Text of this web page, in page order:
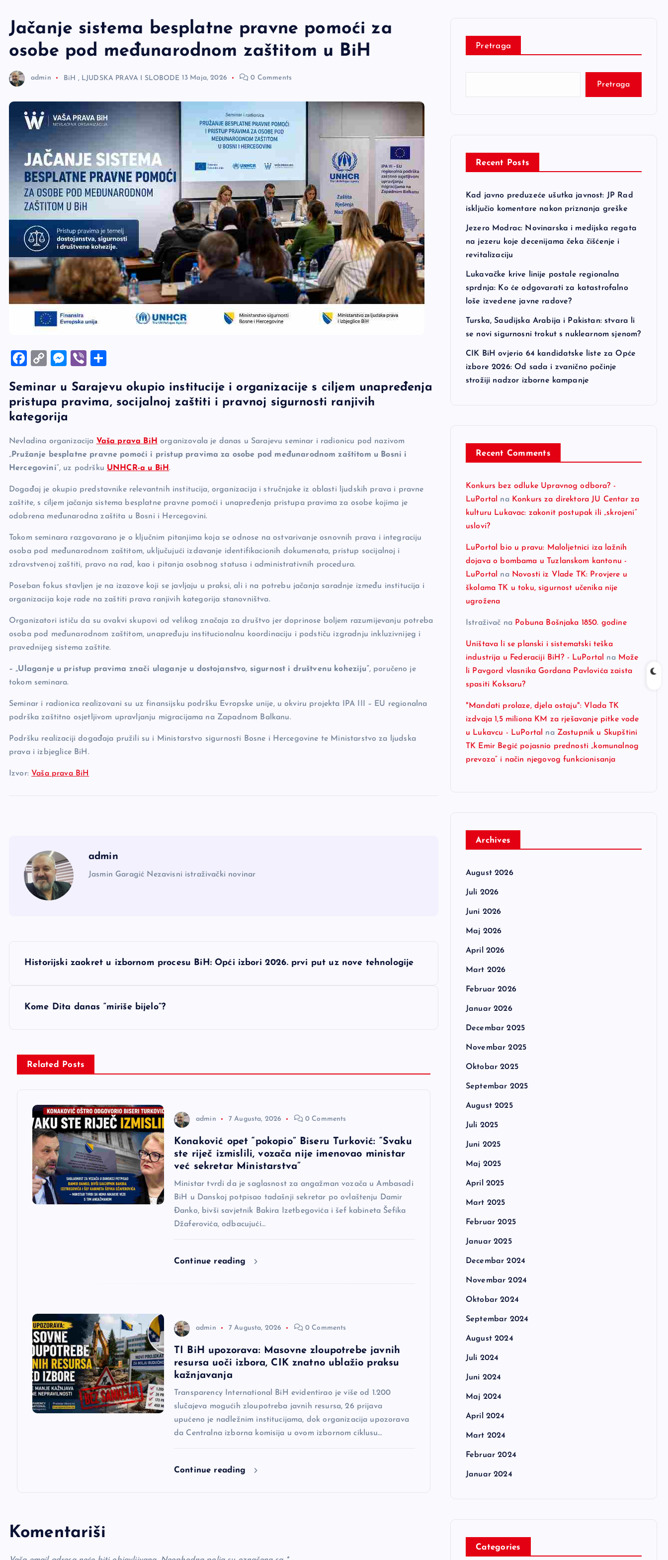
Jačanje sistema besplatne pravne pomoći za
osobe pod međunarodnom zaštitom u BiH
admin BiH , LJUDSKA PRAVA I SLOBODE 13 Maja, 2026 0 Comments
F
c
e
b
o
o
k
C
p
y
Li
n
k
M
se
n
g
er
Vi
er ar
e
Seminar u Sarajevu okupio institucije i organizacije s ciljem unapređenja
pristupa pravima, socijalnoj zaštiti i pravnoj sigurnosti ranjivih
kategorija
Nevladina organizacija Vaša prava BiH organizovala je danas u Sarajevu seminar i radionicu pod nazivom
„ Pružanje besplatne pravne pomoći i pristup pravima za osobe pod međunarodnom zaštitom u Bosni i
Hercegovini“, uz podršku UNHCR-a u BiH.
Događaj je okupio predstavnike relevantnih institucija, organizacija i stručnjake iz oblasti ljudskih prava i pravne
zaštite, s ciljem jačanja sistema besplatne pravne pomoći i unapređenja pristupa pravima za osobe kojima je
odobrena međunarodna zaštita u Bosni i Hercegovini.
Tokom seminara razgovarano je o ključnim pitanjima koja se odnose na ostvarivanje osnovnih prava i integraciju
osoba pod međunarodnom zaštitom, uključujući izdavanje identifikacionih dokumenata, pristup socijalnoj i
zdravstvenoj zaštiti, pravo na rad, kao i pitanja osobnog statusa i administrativnih procedura.
Poseban fokus stavljen je na izazove koji se javljaju u praksi, ali i na potrebu jačanja saradnje između institucija i
organizacija koje rade na zaštiti prava ranjivih kategorija stanovništva.
Organizatori ističu da su ovakvi skupovi od velikog značaja za društvo jer doprinose boljem razumijevanju potreba
osoba pod međunarodnom zaštitom, unapređuju institucionalnu koordinaciju i podstiču izgradnju inkluzivnijeg i
pravednijeg sistema zaštite.
– „Ulaganje u pristup pravima znači ulaganje u dostojanstvo, sigurnost i društvenu koheziju“, poručeno je
tokom seminara.
Seminar i radionica realizovani su uz finansijsku podršku Evropske unije, u okviru projekta IPA III – EU regionalna
podrška zaštitno osjetljivom upravljanju migracijama na Zapadnom Balkanu.
Podršku realizaciji događaja pružili su i Ministarstvo sigurnosti Bosne i Hercegovine te Ministarstvo za ljudska
prava i izbjeglice BiH.
Izvor: Vaša prava BiH
admin
Jasmin Garagić Nezavisni istraživački novinar
NHistorijski zaokret u izbornom procesu BiH: Opći izbori 2026. prvi put uz nove tehnologije
Kome Dita danas “miriše bijelo”?
Related Posts
admin 7 Augusta, 2026 0 Comments
Konaković opet “pokopio” Biseru Turković: “Svaku
ste riječ izmislili, vozača nije imenovao ministar
već sekretar Ministarstva”
Ministar tvrdi da je saglasnost za angažman vozača u Ambasadi
BiH u Danskoj potpisao tadašnji sekretar po ovlaštenju Damir
Đanko, bivši savjetnik Bakira Izetbegovića i šef kabineta Šefika
Džaferovića, odbacujući…
Continue reading
admin 7 Augusta, 2026 0 Comments
TI BiH upozorava: Masovne zloupotrebe javnih
resursa uoči izbora, CIK znatno ublažio praksu
kažnjavanja
Transparency International BiH evidentirao je više od 1.200
slučajeva mogućih zloupotreba javnih resursa, 26 prijava
upućeno je nadležnim institucijama, dok organizacija upozorava
da Centralna izborna komisija u ovom izbornom ciklusu…
Continue reading
Komentariši
Pretraga
Pretraga
Recent Posts
Kad javno preduzeće ušutka javnost: JP Rad
isključio komentare nakon priznanja greške
Jezero Modrac: Novinarska i medijska regata
na jezeru koje decenijama čeka čišćenje i
revitalizaciju
Lukavačke krive linije postale regionalna
sprdnja: Ko će odgovarati za katastrofalno
loše izvedene javne radove?
Turska, Saudijska Arabija i Pakistan: stvara li
se novi sigurnosni trokut s nuklearnom sjenom?
CIK BiH ovjerio 64 kandidatske liste za Opće
izbore 2026: Od sada i zvanično počinje
strožiji nadzor izborne kampanje
Recent Comments
Konkurs bez odluke Upravnog odbora? -
LuPortal
na Konkurs za direktora JU Centar za
kulturu Lukavac: zakonit postupak ili „skrojeni“
uslovi?
LuPortal bio u pravu: Maloljetnici iza lažnih
dojava o bombama u Tuzlanskom kantonu -
LuPortal
na Novosti iz Vlade TK: Provjere u
školama TK u toku, sigurnost učenika nije
ugrožena
Istraživač na Pobuna Bošnjaka 1850. godine
Uništava li se planski i sistematski teška
industrija u Federaciji BiH? - LuPortal
na Može
li Pavgord vlasnika Gordana Pavlovića zaista
spasiti Koksaru?
"Mandati prolaze, djela ostaju": Vlada TK
izdvaja 1,5 miliona KM za rješavanje pitke vode
u Lukavcu - LuPortal
na Zastupnik u Skupštini
TK Emir Begić pojasnio prednosti „komunalnog
prevoza“ i način njegovog funkcionisanja
Archives
August 2026
Juli 2026
Juni 2026
Maj 2026
April 2026
Mart 2026
Februar 2026
Januar 2026
Decembar 2025
Novembar 2025
Oktobar 2025
Septembar 2025
August 2025
Juli 2025
Juni 2025
Maj 2025
April 2025
Mart 2025
Februar 2025
Januar 2025
Decembar 2024
Novembar 2024
Oktobar 2024
Septembar 2024
August 2024
Juli 2024
Juni 2024
Maj 2024
April 2024
Mart 2024
Februar 2024
Januar 2024
Categories